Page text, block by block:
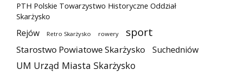
PTH Polskie Towarzystwo Historyczne Oddział
Skarżysko
Rejów Retro Skarżysko rowery sport
Starostwo Powiatowe Skarżysko Suchedniów
UM Urząd Miasta Skarżysko